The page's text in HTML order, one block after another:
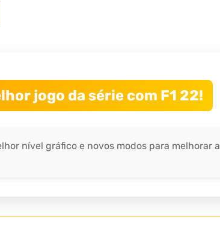
jogo da série com F1 22!
nível gráfico e novos modos para melhorar a